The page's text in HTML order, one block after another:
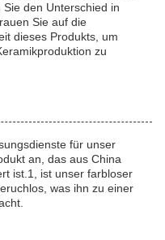
den Unterschied in
Sie auf die
dieses Produkts, um
zu
für unser
an, das aus China
ist.1, ist unser farbloser
was ihn zu einer